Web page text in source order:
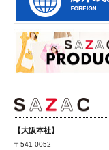
【大阪本社】
〒541-0052